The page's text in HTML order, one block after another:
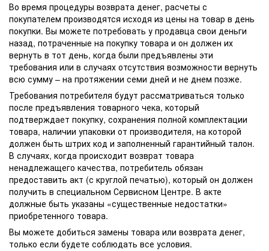
Во время процедуры возврата денег, расчеты с
покупателем производятся исходя из цены на товар в день
покупки. Вы можете потребовать у продавца свои деньги
назад, потраченные на покупку товара и он должен их
вернуть в тот день, когда были предъявлены эти
требования или в случаях отсутствия возможности вернуть
всю сумму – на протяжении семи дней и не днем позже.
Требования потребителя будут рассматриваться только
после предъявления товарного чека, который
подтверждает покупку, сохранения полной комплектации
товара, наличии упаковки от производителя, на которой
должен быть штрих код и заполненный гарантийный талон.
В случаях, когда происходит возврат товара
ненадлежащего качества, потребитель обязан
предоставить акт (с круглой печатью), который он должен
получить в специальном Сервисном Центре. В акте
должные быть указаны «существенные недостатки»
приобретенного товара.
Вы можете добиться замены товара или возврата денег,
только если будете соблюдать все условия.